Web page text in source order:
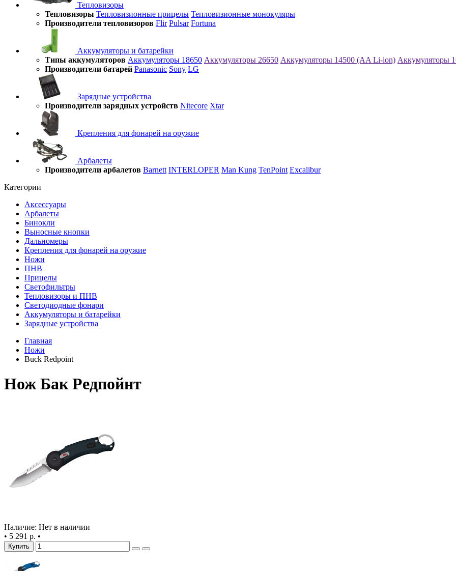
Тепловизоры
Тепловизоры Тепловизионные прицелы Тепловизионные монокуляры
Производители тепловизоров Flir Pulsar Fortuna
Аккумуляторы и батарейки
Типы аккумуляторов Аккумуляторы 18650 Аккумуляторы 26650 Аккумуляторы 14500 (AA Li-ion) Аккумуляторы
Производители батарей Panasonic Sony LG
Зарядные устройства
Производители зарядных устройств Nitecore Xtar
Крепления для фонарей на оружие
Арбалеты
Производители арбалетов Barnett INTERLOPER Man Kung TenPoint Excalibur
Категории
Аксессуары
Арбалеты
Бинокли
Выносные кнопки
Дальномеры
Крепления для фонарей на оружие
Ножи
ПНВ
Прицелы
Светофильтры
Тепловизоры и ПНВ
Светодиодные фонари
Аккумуляторы и батарейки
Зарядные устройства
Главная
Ножи
Buck Redpoint
Нож Бак Редпойнт
Наличие: Нет в наличии
• 5 291 р. •
Купить